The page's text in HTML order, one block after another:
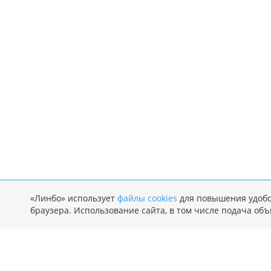
«Линбо» использует файлы cookies ‌для повышения
браузера. Использование сайта, в том числе подача